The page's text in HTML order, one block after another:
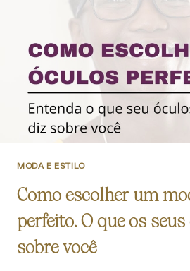
MODA E ESTILO
Como escolher um
perfeito. O que os
sobre você